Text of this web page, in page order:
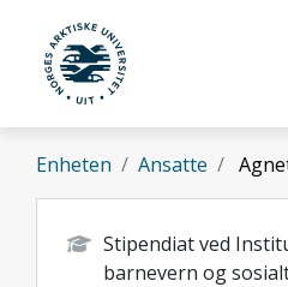
Gå til hovedinnhold
UiT Norges arktiske
Enheten Ansatte
Stipendiat ved
barnevern og